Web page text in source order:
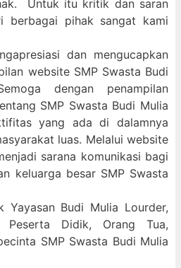
Untuk itu kritik dan saran
berbagai pihak sangat kami
dan mengucapkan
website SMP Swasta Budi
dengan penampilan
SMP Swasta Budi Mulia
yang ada di dalamnya
luas. Melalui website
sarana komunikasi bagi
keluarga besar SMP Swasta
Yayasan Budi Mulia Lourder,
Peserta Didik, Orang Tua,
SMP Swasta Budi Mulia